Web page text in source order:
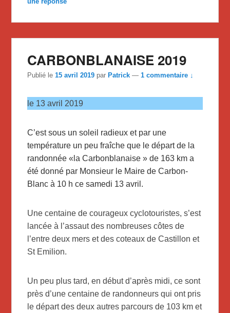
CARBONBLANAISE 2019
Publié le15 avril 2019 par Patrick —1 commentaire ↓
le 13 avril 2019
C’est sous un soleil radieux et par une
température un peu fraîche que le départ de la
randonnée «la Carbonblanaise » de 163 km a
été donné par Monsieur le Maire de Carbon-
Blanc à 10 h ce samedi 13 avril.
Une centaine de courageux cyclotouristes, s’est
lancée à l’assaut des nombreuses côtes de
l’entre deux mers et des coteaux de Castillon et
St Emilion.
Un peu plus tard, en début d’après midi, ce sont
près d’une centaine de randonneurs qui ont pris
le départ des deux autres parcours de 103 km et